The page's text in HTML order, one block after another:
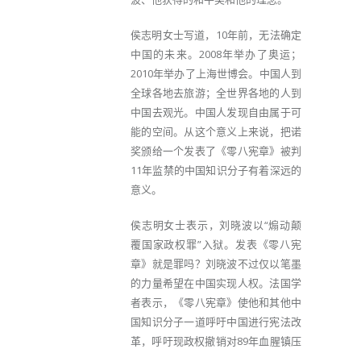
侯志明女士写道，10年前，无法确定
中国的未来。2008年举办了奥运；
2010年举办了上海世博会。中国人到
全球各地去旅游；全世界各地的人到
中国去观光。中国人发现自由属于可
能的空间。从这个意义上来说，把诺
奖颁给一个发表了《零八宪章》被判
11年监禁的中国知识分子有着深远的
意义。
侯志明女士表示，刘晓波以“煽动颠
覆国家政权罪”入狱。发表《零八宪
章》就是罪吗？刘晓波不过仅以笔墨
的力量希望在中国实现人权。法国学
者表示，《零八宪章》使他和其他中
国知识分子一道呼吁中国进行宪法改
革，呼吁现政权撤销对89年血腥镇压